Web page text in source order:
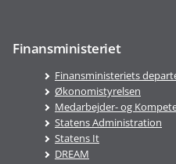
Finansministeriet
Finansministeriets
Økonomistyrelsen
Medarbejder- og
Statens Administration
Statens It
DREAM